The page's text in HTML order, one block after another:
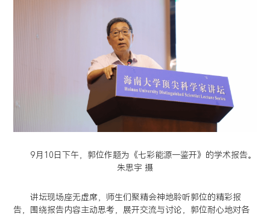
9月10日下午，郭位作题为《七彩能源一鉴开》的学术报告。
朱思宇 摄
讲坛现场座无虚席，师生们聚精会神地聆听郭位的精彩报
告，围绕报告内容主动思考，展开交流与讨论，郭位耐心地对各